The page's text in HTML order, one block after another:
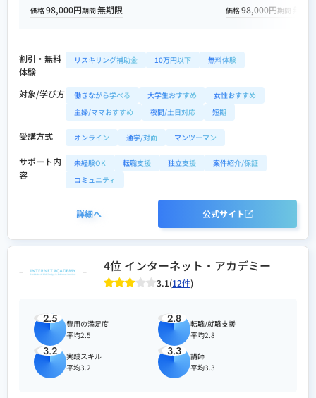
価格98,000円期間無期限 価格98,000円期間
割引・無料
体験
リスキリング補助金 10万円以下 無料体験
対象/学び方 働きながら学べる 大学生おすすめ
女性おすすめ
主婦/ママおすすめ
夜間/土日対応 短期
受講方式 オンライン 通学/対面 マンツーマン
サポート内
容
未経験OK 転職支援 独立支援
案件紹介/保証
コミュニティ
詳細へ 公式サイト
4位 インターネット・アカデミー
3.1(12件)
2.5
費用の満足度
平均2.5
2.8
転職/就職支援
平均2.8
3.2
実践スキル
平均3.2
3.3
講師
平均3.3